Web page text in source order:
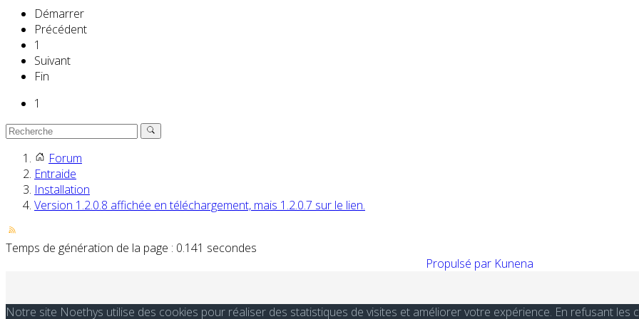
Démarrer
Précédent
1
Suivant
Fin
1
Forum
Entraide
Installation
Version 1.2.0.8 affichée en téléchargement, mais 1.2.0.7 sur le lien.
Temps de génération de la page : 0.141 secondes
Propulsé par Kunena
Notre site Noethys utilise des cookies pour réaliser des statistiques de visites et améliorer votre expérience. En refusant